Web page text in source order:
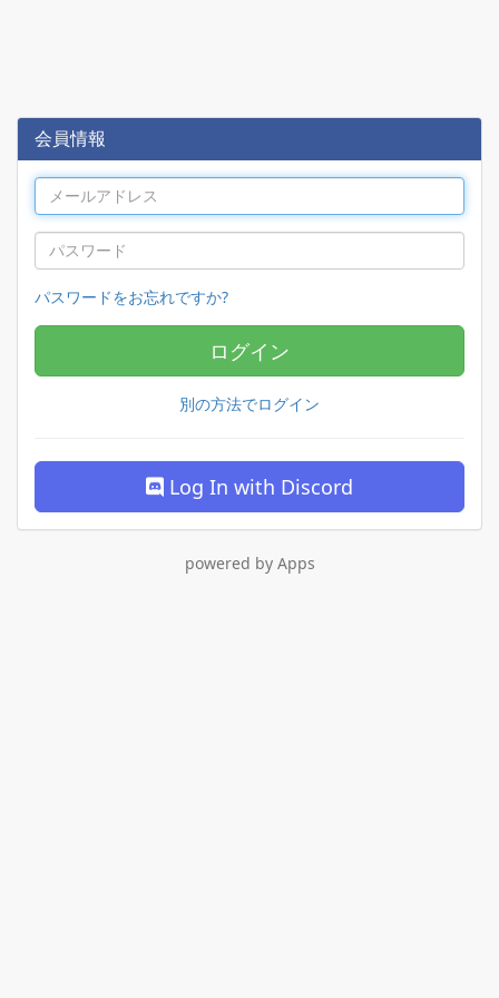
会員情報
パスワードをお忘れですか?
ログイン
別の方法でログイン
Log In with Discord
powered by Apps